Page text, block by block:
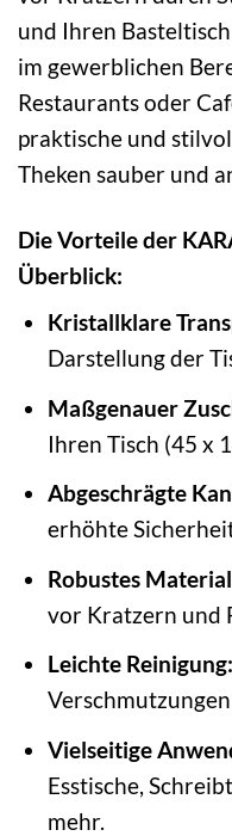
und Ihren
im gewerblichen
Restaurants oder
praktische und
Theken sauber und
Die Vorteile der
Überblick:
Kristallklare
Darstellung der
Maßgenauer
Ihren Tisch (45 x
Abgeschrägte
erhöhte
Robustes
vor Kratzern und
Leichte Reinigung:
Vielseitige
Esstische,
mehr.